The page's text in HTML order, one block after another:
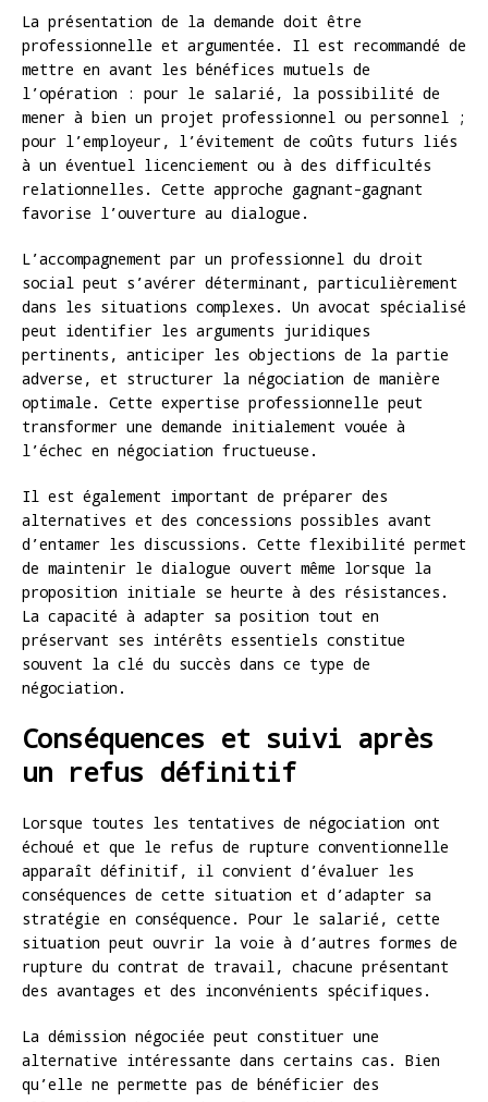
La présentation de la demande doit être
professionnelle et argumentée. Il est recommandé de
mettre en avant les bénéfices mutuels de
l’opération : pour le salarié, la possibilité de
mener à bien un projet professionnel ou personnel ;
pour l’employeur, l’évitement de coûts futurs liés
à un éventuel licenciement ou à des difficultés
relationnelles. Cette approche gagnant-gagnant
favorise l’ouverture au dialogue.
L’accompagnement par un professionnel du droit
social peut s’avérer déterminant, particulièrement
dans les situations complexes. Un avocat spécialisé
peut identifier les arguments juridiques
pertinents, anticiper les objections de la partie
adverse, et structurer la négociation de manière
optimale. Cette expertise professionnelle peut
transformer une demande initialement vouée à
l’échec en négociation fructueuse.
Il est également important de préparer des
alternatives et des concessions possibles avant
d’entamer les discussions. Cette flexibilité permet
de maintenir le dialogue ouvert même lorsque la
proposition initiale se heurte à des résistances.
La capacité à adapter sa position tout en
préservant ses intérêts essentiels constitue
souvent la clé du succès dans ce type de
négociation.
Conséquences et suivi après
un refus définitif
Lorsque toutes les tentatives de négociation ont
échoué et que le refus de rupture conventionnelle
apparaît définitif, il convient d’évaluer les
conséquences de cette situation et d’adapter sa
stratégie en conséquence. Pour le salarié, cette
situation peut ouvrir la voie à d’autres formes de
rupture du contrat de travail, chacune présentant
des avantages et des inconvénients spécifiques.
La démission négociée peut constituer une
alternative intéressante dans certains cas. Bien
qu’elle ne permette pas de bénéficier des